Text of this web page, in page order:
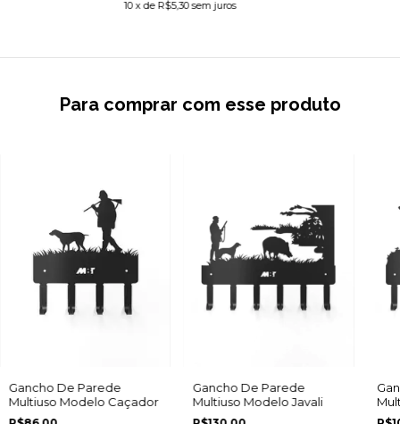
10 x de R$5,30 sem juros
Para comprar com esse produto
Gancho De Parede
Multiuso Modelo Caçador
Gancho De Parede
Multiuso Modelo Javali